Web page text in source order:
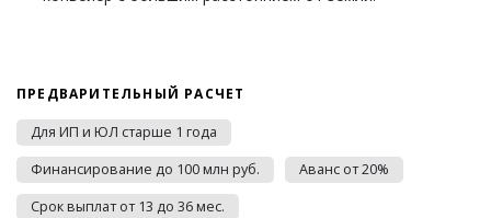
ПРЕДВАРИТЕЛЬНЫЙ РАСЧЕТ
Для ИП и ЮЛ старше 1 года
Финансирование до 100 млн руб.
Аванс от 20%
Срок выплат от 13 до 36 мес.